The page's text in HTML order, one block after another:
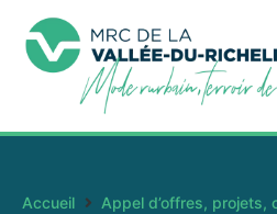
Accueil
Appel d’offres, projets,